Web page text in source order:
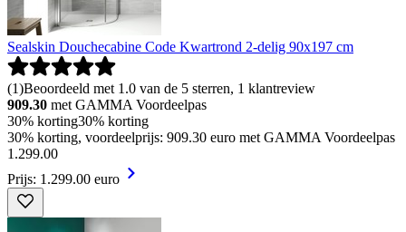
Sealskin Douchecabine Code Kwartrond 2-delig 90x197 cm
(1)Beoordeeld met 1.0 van de 5 sterren, 1 klantreview
909.30 met GAMMA Voordeelpas
30% korting30% korting
30% korting, voordeelprijs: 909.30 euro met GAMMA Voordeelpas
1 .299.00
Prijs: 1.299.00 euro